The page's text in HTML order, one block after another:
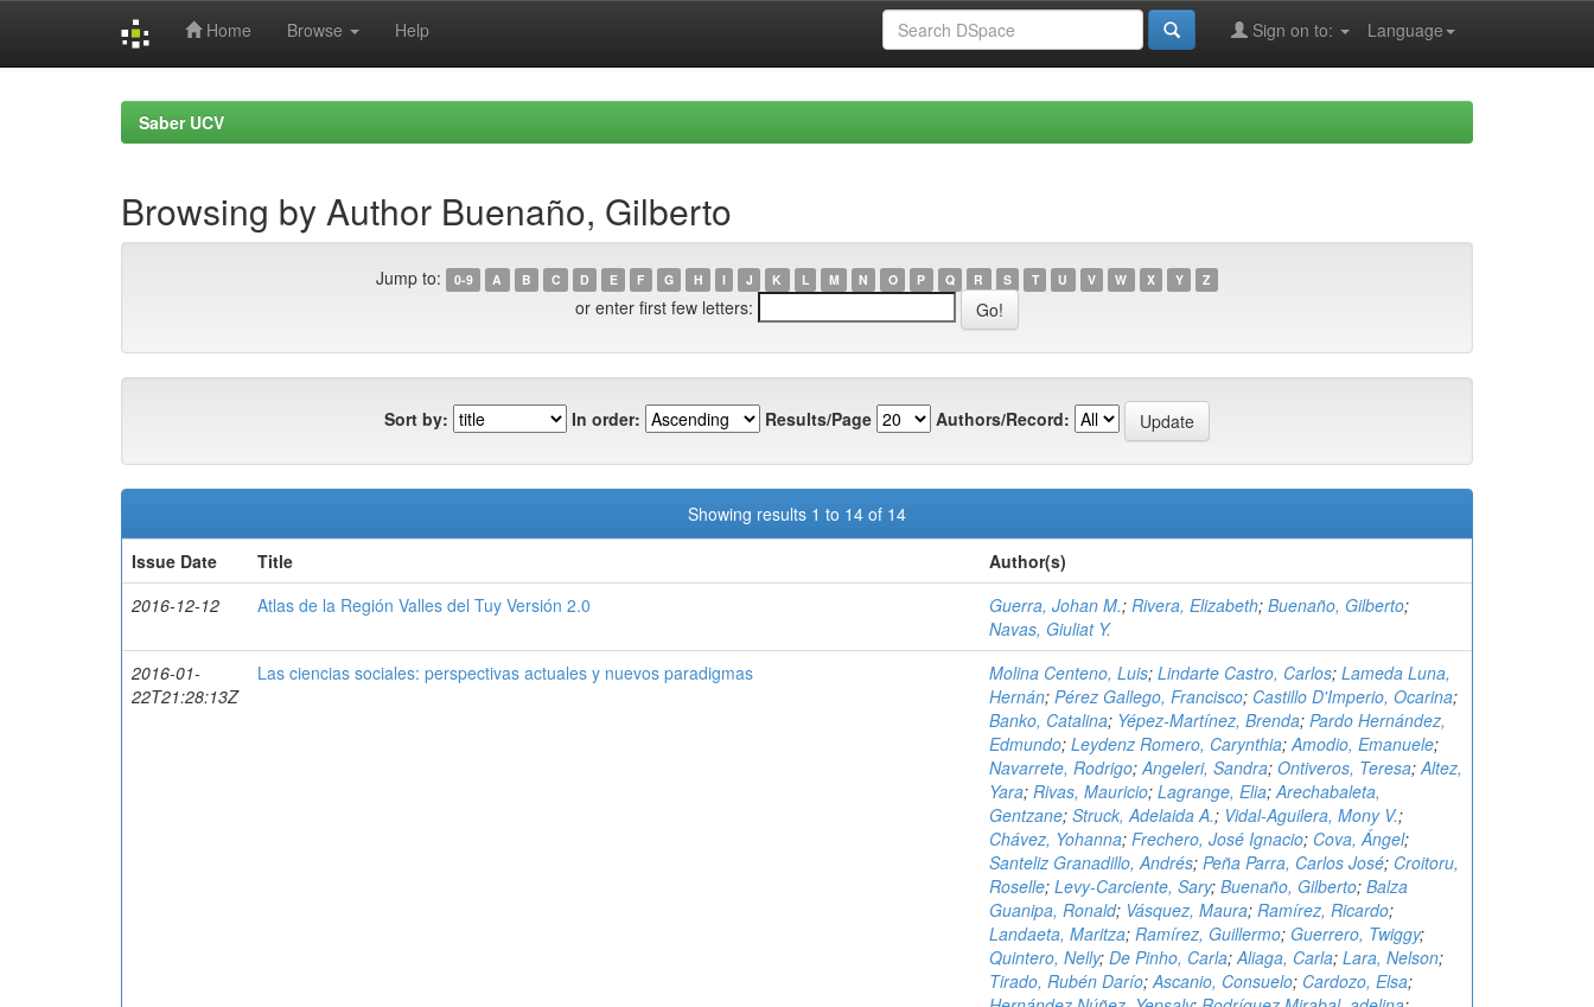
Home Browse Help Language
Sign on to:
Saber UCV
Browsing by Author Buenaño, Gilberto
Jump to: 0-9 A B C D E F G H I J K L M N O P Q R S T U V W X Y Z
or enter first few letters:
Sort by: In order: Results/Page Authors/Record:
Showing results 1 to 14 of 14
Issue Date
Title
Author(s)
2016-12-12
Atlas de la Región Valles del Tuy Versión 2.0 Guerra, Johan M.; Rivera, Elizabeth; Buenaño, Gilberto;
Navas, Giuliat Y.
2016-01-
22T21:28:13Z
Las ciencias sociales: perspectivas actuales y nuevos paradigmas Molina Centeno, Luis; Lindarte Castro, Carlos; Lameda Luna,
Hernán; Pérez Gallego, Francisco; Castillo D'Imperio, Ocarina;
Banko, Catalina; Yépez-Martínez, Brenda; Pardo Hernández,
Edmundo; Leydenz Romero, Carynthia;Amodio, Emanuele;
Navarrete, Rodrigo;Angeleri, Sandra; Ontiveros, Teresa;Altez,
Yara; Rivas, Mauricio; Lagrange, Elia;Arechabaleta,
Gentzane; Struck, Adelaida A.; Vidal-Aguilera, Mony V.;
Chávez, Yohanna; Frechero, José Ignacio; Cova, Ángel;
Santeliz Granadillo, Andrés; Peña Parra, Carlos José; Croitoru,
Roselle; Levy-Carciente, Sary; Buenaño, Gilberto; Balza
Guanipa, Ronald; Vásquez, Maura; Ramírez, Ricardo;
Landaeta, Maritza; Ramírez, Guillermo; Guerrero, Twiggy;
Quintero, Nelly; De Pinho, Carla;Aliaga, Carla; Lara, Nelson;
Tirado, Rubén Darío;Ascanio, Consuelo; Cardozo, Elsa;